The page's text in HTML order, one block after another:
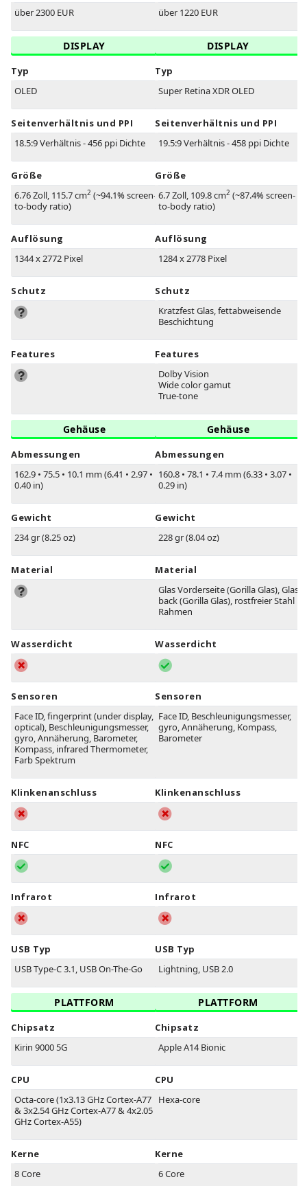
über 2300 EUR
DISPLAY
Typ
OLED
Seitenverhältnis und PPI
18.5:9 Verhältnis - 456 ppi Dichte
Größe
6.76 Zoll, 115.7 cm2 (~94.1% screen-
to-body ratio)
Auflösung
1344 x 2772 Pixel
Schutz
Features
Gehäuse
Abmessungen
162.9 • 75.5 • 10.1 mm (6.41 • 2.97 •
0.40 in)
Gewicht
234 gr (8.25 oz)
Material
Wasserdicht
Sensoren
Face ID, fingerprint (under display,
optical), Beschleunigungsmesser,
gyro, Annäherung, Barometer,
Kompass, infrared Thermometer,
Farb Spektrum
Klinkenanschluss
NFC
Infrarot
USB Typ
USB Type-C 3.1, USB On-The-Go
PLATTFORM
Chipsatz
Kirin 9000 5G
CPU
Octa-core (1x3.13 GHz Cortex-A77
& 3x2.54 GHz Cortex-A77 & 4x2.05
GHz Cortex-A55)
Kerne
8 Core
über 1220 EUR
DISPLAY
Typ
Super Retina XDR OLED
Seitenverhältnis und PPI
19.5:9 Verhältnis - 458 ppi Dichte
Größe
6.7 Zoll, 109.8 cm2 (~87.4% screen-
to-body ratio)
Auflösung
1284 x 2778 Pixel
Schutz
Kratzfest Glas, fettabweisende
Beschichtung
Features
Dolby Vision
Wide color gamut
True-tone
Gehäuse
Abmessungen
160.8 • 78.1 • 7.4 mm (6.33 • 3.07 •
0.29 in)
Gewicht
228 gr (8.04 oz)
Material
Glas Vorderseite (Gorilla Glas), Glas
back (Gorilla Glas), rostfreier Stahl
Rahmen
Wasserdicht
Sensoren
Face ID, Beschleunigungsmesser,
gyro, Annäherung, Kompass,
Barometer
Klinkenanschluss
NFC
Infrarot
USB Typ
Lightning, USB 2.0
PLATTFORM
Chipsatz
Apple A14 Bionic
CPU
Hexa-core
Kerne
6 Core